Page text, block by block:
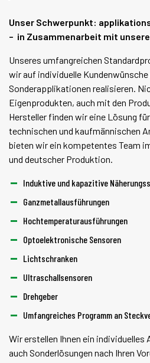
Unser Schwerpunkt:
– in Zusammenarbeit mit
Unseres umfangreichen
wir auf individuelle Kundenwünsche
Sonderapplikationen realisieren.
Eigenprodukten, auch mit den
Hersteller finden wir eine Lösung
technischen und kaufmännischen
bieten wir ein kompetentes Team
und deutscher Produktion.
Induktive und kapazitive
Ganzmetallausführungen
Hochtemperaturausführungen
Optoelektronische Sensoren
Lichtschranken
Ultraschallsensoren
Drehgeber
Umfangreiches Programm an
Wir erstellen Ihnen ein individuelles
auch Sonderlösungen nach Ihren